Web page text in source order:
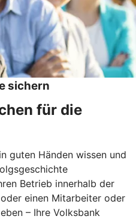
sichern
für die
guten Händen wissen und
Betrieb innerhalb der
einen Mitarbeiter oder
– Ihre Volksbank